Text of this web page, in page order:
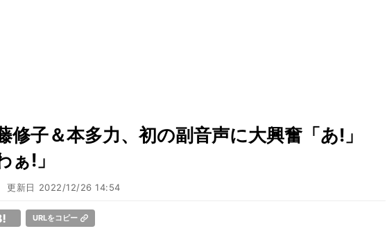
修子＆本多力、初の副音声に大興奮「あ!」
ぁ!」
更新日 2022/12/26 14:54
URLをコピー